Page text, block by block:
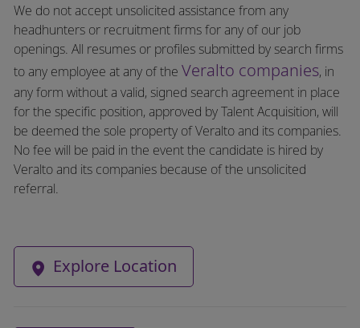
We do not accept unsolicited assistance from any
headhunters or recruitment firms for any of our job
openings. All resumes or profiles submitted by search firms
to any employee at any of the Veralto companies, in
any form without a valid, signed search agreement in place
for the specific position, approved by Talent Acquisition, will
be deemed the sole property of Veralto and its companies.
No fee will be paid in the event the candidate is hired by
Veralto and its companies because of the unsolicited
referral.
Explore Location